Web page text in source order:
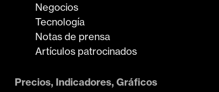
Negocios
Tecnología
Notas de prensa
Artículos patrocinados
Precios, Indicadores, Gráficos